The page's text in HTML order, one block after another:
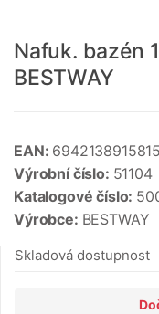
Nafuk. bazén
BESTWAY
EAN: 6942138915815
Výrobní číslo: 51104
Katalogové číslo:
Výrobce: BESTWAY
Skladová dostupnost